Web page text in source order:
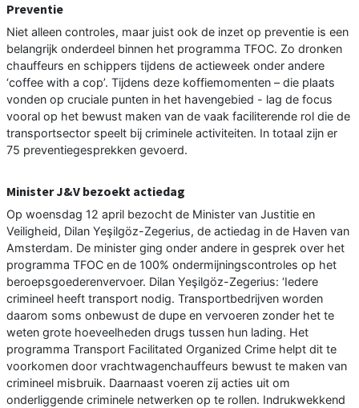
Preventie
Niet alleen controles, maar juist ook de inzet op preventie is een
belangrijk onderdeel binnen het programma TFOC. Zo dronken
chauffeurs en schippers tijdens de actieweek onder andere
‘coffee with a cop’. Tijdens deze koffiemomenten – die plaats
vonden op cruciale punten in het havengebied - lag de focus
vooral op het bewust maken van de vaak faciliterende rol die de
transportsector speelt bij criminele activiteiten. In totaal zijn er
75 preventiegesprekken gevoerd.
Minister J&V bezoekt actiedag
Op woensdag 12 april bezocht de Minister van Justitie en
Veiligheid, Dilan Yeşilgöz-Zegerius, de actiedag in de Haven van
Amsterdam. De minister ging onder andere in gesprek over het
programma TFOC en de 100% ondermijningscontroles op het
beroepsgoederenvervoer. Dilan Yeşilgöz-Zegerius: ‘Iedere
crimineel heeft transport nodig. Transportbedrijven worden
daarom soms onbewust de dupe en vervoeren zonder het te
weten grote hoeveelheden drugs tussen hun lading. Het
programma Transport Facilitated Organized Crime helpt dit te
voorkomen door vrachtwagenchauffeurs bewust te maken van
crimineel misbruik. Daarnaast voeren zij acties uit om
onderliggende criminele netwerken op te rollen. Indrukwekkend